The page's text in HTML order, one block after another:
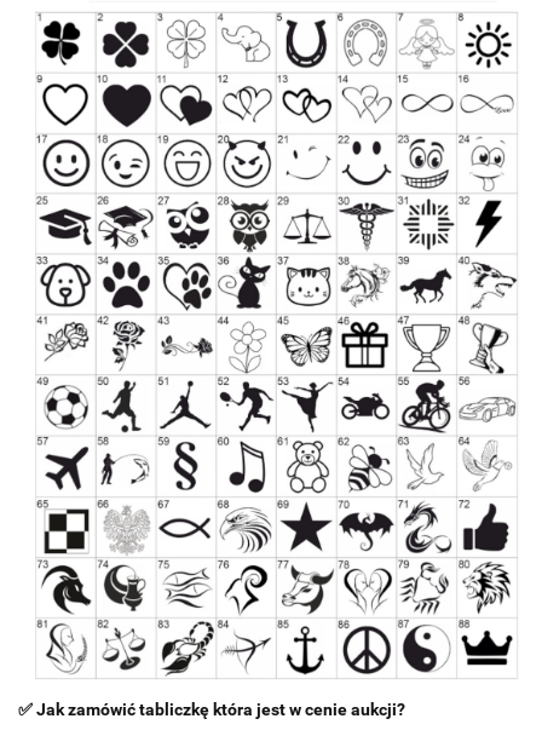
✅ Jak zamówić tabliczkę która jest w cenie aukcji?